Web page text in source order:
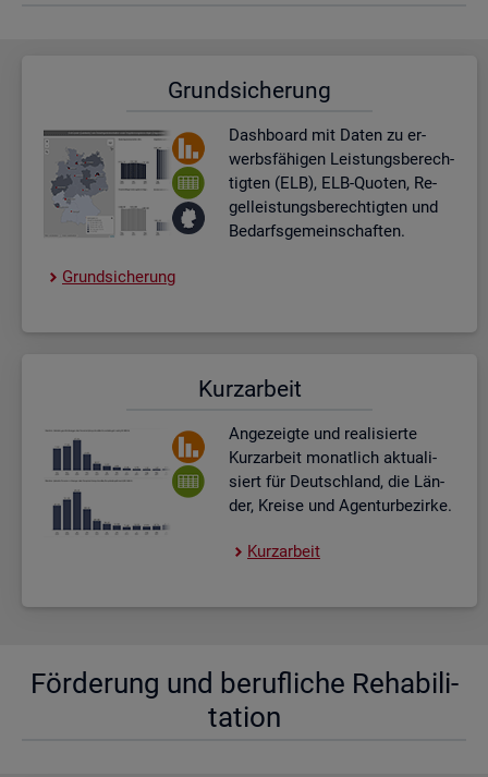
Grund­si­che­rung
Dash­board mit Daten zu er­
werbs­fä­hi­gen Leis­tungs­be­rech­
tig­ten (ELB), ELB-Quo­ten, Re­
gel­leis­tungs­be­rech­tig­ten und
Be­darfs­ge­mein­schaf­ten.
Grund­si­che­rung
Kurz­ar­beit
An­ge­zeig­te und rea­li­sier­te
Kurz­ar­beit mo­nat­lich ak­tua­li­
siert für Deutsch­land, die Län­
der, Krei­se und Agen­tur­be­zir­ke.
Kurz­ar­beit
För­de­rung und be­ruf­li­che Re­ha­bi­li­
ta­ti­on